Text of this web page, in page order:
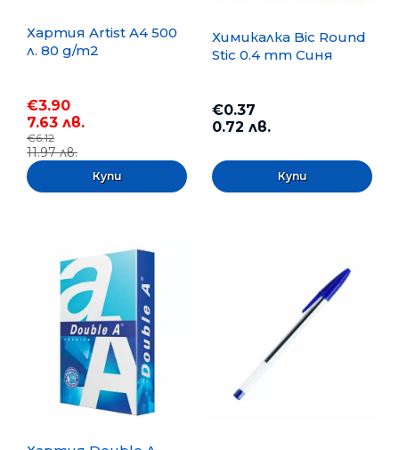
Хартия Artist A4 500
л. 80 g/m2
€3.90
7.63 лв.
€6.12
11.97 лв.
Химикалка Bic Round
Stic 0.4 mm Синя
€0.37
0.72 лв.